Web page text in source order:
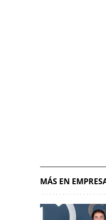
MÁS EN